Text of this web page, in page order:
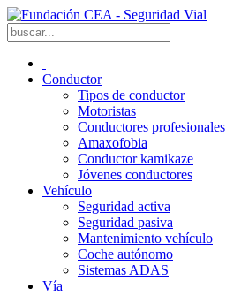
Conductor
Tipos de conductor
Motoristas
Conductores profesionales
Amaxofobia
Conductor kamikaze
Jóvenes conductores
Vehículo
Seguridad activa
Seguridad pasiva
Mantenimiento vehículo
Coche autónomo
Sistemas ADAS
Vía